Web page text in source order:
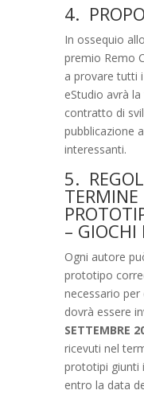
4.
In ossequio
premio Remo
a provare tutti
eStudio avrà
contratto di
pubblicazione
interessanti.
5.
TERMINE
– GIOCHI
Ogni autore
prototipo
necessario
dovrà essere
SETTEMBRE
ricevuti nel
prototipi giunti
entro la data